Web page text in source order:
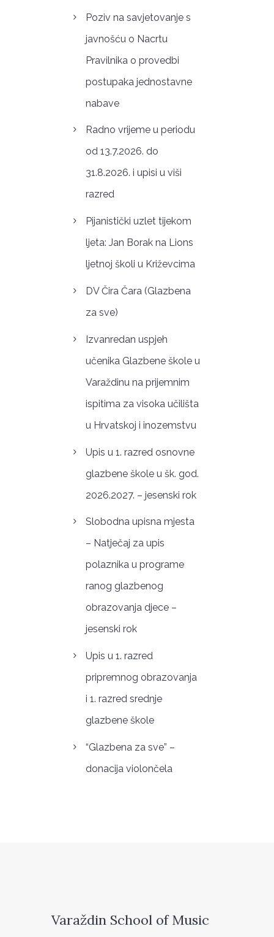
Poziv na savjetovanje s
javnošću o Nacrtu
Pravilnika o provedbi
postupaka jednostavne
nabave
Radno vrijeme u periodu
od 13.7.2026. do
31.8.2026. i upisi u viši
razred
Pijanistički uzlet tijekom
ljeta: Jan Borak na Lions
ljetnoj školi u Križevcima
DV Čira Čara (Glazbena
za sve)
Izvanredan uspjeh
učenika Glazbene škole u
Varaždinu na prijemnim
ispitima za visoka učilišta
u Hrvatskoj i inozemstvu
Upis u 1. razred osnovne
glazbene škole u šk. god.
2026.2027. – jesenski rok
Slobodna upisna mjesta
– Natječaj za upis
polaznika u programe
ranog glazbenog
obrazovanja djece –
jesenski rok
Upis u 1. razred
pripremnog obrazovanja
i 1. razred srednje
glazbene škole
“Glazbena za sve” –
donacija violončela
Varaždin School of Music